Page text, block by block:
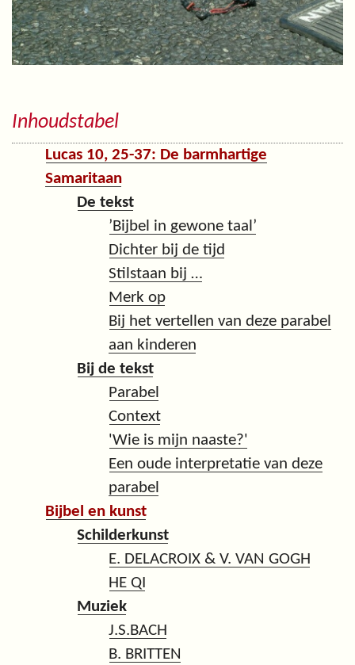
Inhoudstabel
Lucas 10, 25-37: De barmhartige
Samaritaan
De tekst
’Bijbel in gewone taal’
Dichter bij de tijd
Stilstaan bij …
Merk op
Bij het vertellen van deze parabel
aan kinderen
Bij de tekst
Parabel
Context
'Wie is mijn naaste?'
Een oude interpretatie van deze
parabel
Bijbel en kunst
Schilderkunst
E. DELACROIX & V. VAN GOGH
HE QI
Muziek
J.S.BACH
B. BRITTEN